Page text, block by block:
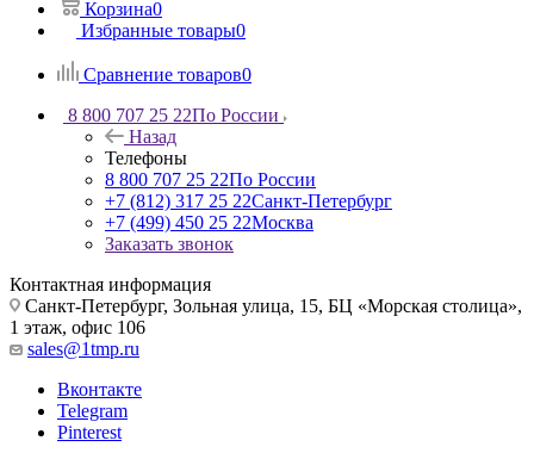
Корзина0
Избранные товары0
Сравнение товаров0
8 800 707 25 22По России
Назад
Телефоны
8 800 707 25 22По России
+7 (812) 317 25 22Санкт-Петербург
+7 (499) 450 25 22Москва
Заказать звонок
Контактная информация
Санкт-Петербург, Зольная улица, 15, БЦ «Морская столица»,
1 этаж, офис 106
sales@1tmp.ru
Вконтакте
Telegram
Pinterest